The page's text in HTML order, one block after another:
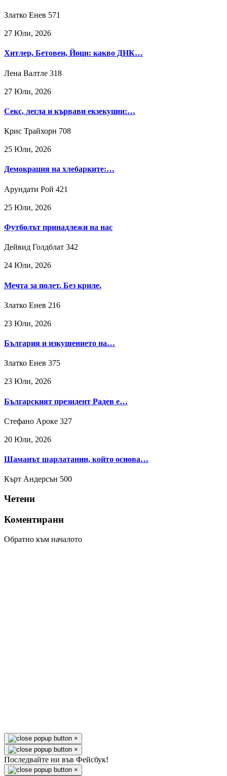
Златко Енев 571
27 Юли, 2026
Хитлер, Бетовен, Йоци: какво ДНК…
Лена Валтле 318
27 Юли, 2026
Секс, легла и кървави екзекуции:…
Крис Трайхорн 708
25 Юли, 2026
Демокрация на хлебарките:…
Арундати Рой 421
25 Юли, 2026
Футболът принадлежи на нас
Дейвид Голдблат 342
24 Юли, 2026
Мечта за полет. Без криле.
Златко Енев 216
23 Юли, 2026
България и изкушението на…
Златко Енев 375
23 Юли, 2026
Българският президент Радев е…
Стефано Ароке 327
20 Юли, 2026
Шаманът шарлатанин, който основа…
Кърт Андерсън 500
Четени
Коментирани
Обратно към началото
×
×
Последвайте ни във Фейсбук!
×